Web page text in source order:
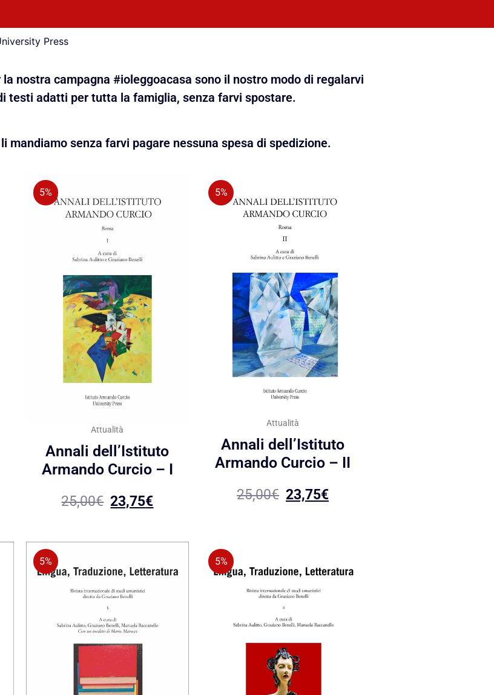
Press
nostra campagna #ioleggoacasa sono il nostro modo di regalarvi
testi adatti per tutta la famiglia, senza farvi spostare.
mandiamo senza farvi pagare nessuna spesa di spedizione.
5%
Attualità
Annali dell’Istituto
Armando Curcio – I
25,00€ 23,75€
5%
Attualità
Annali dell’Istituto
Armando Curcio – II
25,00€ 23,75€
5% 5%